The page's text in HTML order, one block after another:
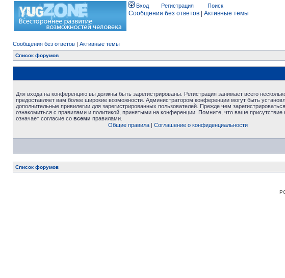
Вход Регистрация Поиск
Сообщения без ответов Активные темы
Сообщения без ответов | Активные темы
Список форумов
Для входа на конференцию вы должны быть зарегистрированы. Регистрация занимает всего
предоставляет вам более широкие возможности. Администратором конференции могут быть
дополнительные привилегии для зарегистрированных пользователей. Прежде чем
ознакомиться с правилами и политикой, принятыми на конференции. Помните, что ваше
означает согласие со всеми правилами.
Общие правила| Соглашение о конфиденциальности
Список форумов